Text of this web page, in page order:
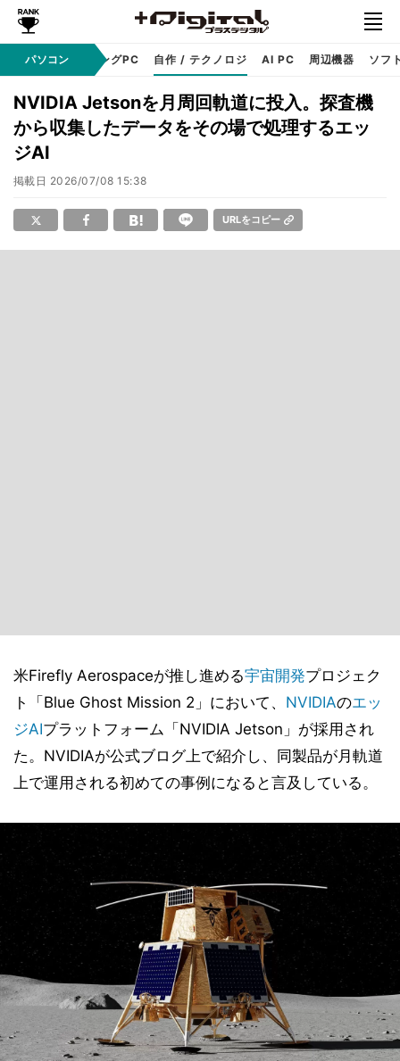
パソコン
PC本体 ゲーミングPC 自作 / テクノロジ AI PC 周辺機器 ソフ
NVIDIA Jetsonを月周回軌道に投入。探査機
から収集したデータをその場で処理するエッ
ジAI
掲載日 2026/07/08 15:38
URLをコピー
米Firefly Aerospaceが推し進める宇宙開発プロジェク
ト「Blue Ghost Mission 2」において、 NVIDIAのエッ
ジAIプラットフォーム「NVIDIA Jetson」が採用され
た。NVIDIAが公式ブログ上で紹介し、同製品が月軌道
上で運用される初めての事例になると言及している。